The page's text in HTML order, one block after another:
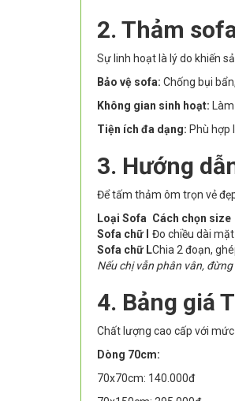
2. Thảm
Sự linh hoạt là lý do khiến
Bảo vệ sofa: Chống bụi
Không gian sinh hoạt:
Tiện ích đa dạng: Phù hợp
3. Hướng
Để tấm thảm ôm trọn vẻ
Loại Sofa Cách chọn size
Sofa chữ I Đo chiều dài
Sofa chữ LChia 2 đoạn,
Nếu chị vẫn phân vân,
4. Bảng giá
Chất lượng cao cấp với
Dòng 70cm:
70x70cm: 140.000đ